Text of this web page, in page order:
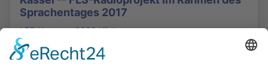
Sprachentages 2017
LPR Hessen - 3306 Klicks